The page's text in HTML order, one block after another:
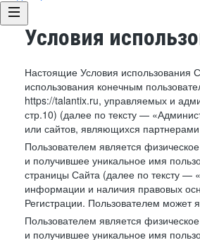
Условия
Настоящие Условия использования
использования конечным
https://talantix.ru, управляемых и
стр.10) (далее по тексту —
или сайтов, являющихся
Пользователем является
и получившее уникальное имя
страницы Сайта (далее по тексту —
информации и наличия правовых
Регистрации. Пользователем может
Пользователем является
и получившее уникальное имя